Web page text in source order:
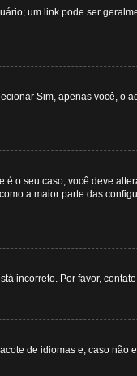
um link pode ser
Sim, apenas você, o
o seu caso, você deve
a maior parte das
incorreto. Por favor,
de idiomas e, caso não